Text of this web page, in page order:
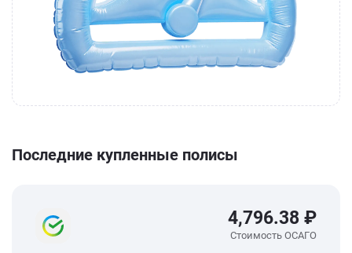
Последние купленные полисы
4,796.38 ₽
Стоимость ОСАГО